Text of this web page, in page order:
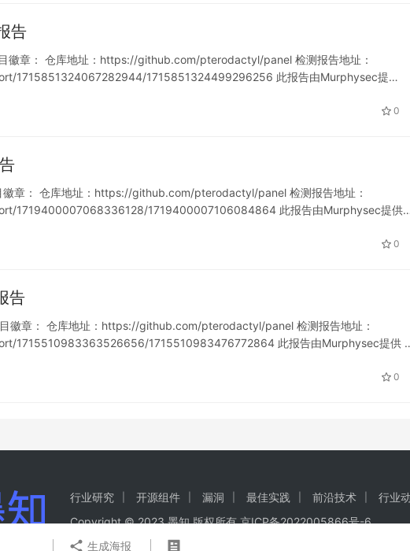
生成海报
告
徽章： 仓库地址：https://github.com/pterodactyl/panel 检测报告地址：
1715851324067282944/1715851324499296256 此报告由Murphysec提…
0
章： 仓库地址：https://github.com/pterodactyl/panel 检测报告地址：
1719400007068336128/1719400007106084864 此报告由Murphysec提供
0
告
徽章： 仓库地址：https://github.com/pterodactyl/panel 检测报告地址：
1715510983363526656/1715510983476772864 此报告由Murphysec提供
0
行业研究 开源组件 漏洞 最佳实践 前沿技术
行业
Copyright © 2023 墨知 版权所有京ICP备2022005866号-6